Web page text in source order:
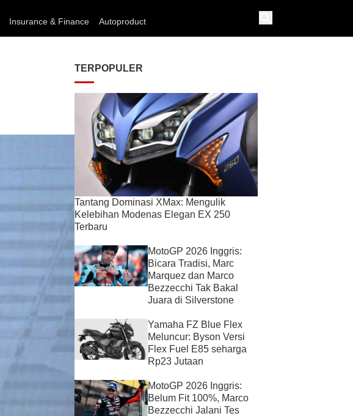
Insurance & Finance Autoproduct
TERPOPULER
Tantang Dominasi XMax: Mengulik
Kelebihan Modenas Elegan EX 250
Terbaru
MotoGP 2026 Inggris:
Bicara Tradisi, Marc
Marquez dan Marco
Bezzecchi Tak Bakal
Juara di Silverstone
Yamaha FZ Blue Flex
Meluncur: Byson Versi
Flex Fuel E85 seharga
Rp23 Jutaan
MotoGP 2026 Inggris:
Belum Fit 100%, Marco
Bezzecchi Jalani Tes